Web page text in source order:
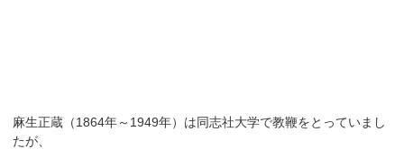
麻生正蔵（1864年～1949年）は同志社大学で教鞭をとっていまし
たが、